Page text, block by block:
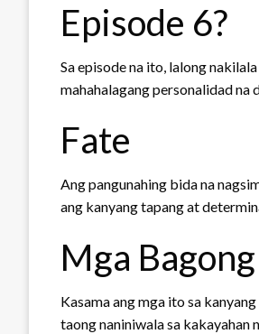
Episode 6?
Sa episode na ito, lalong
mahahalagang personalidad na
Fate
Ang pangunahing bida na
ang kanyang tapang at
Mga
Kasama ang mga ito sa
taong naniniwala sa kakayahan